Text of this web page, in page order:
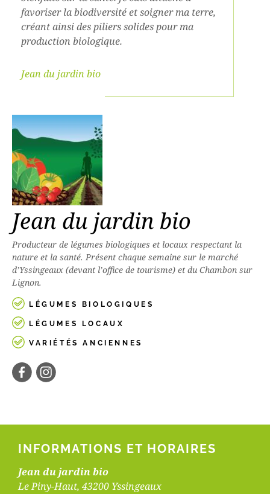
favoriser la biodiversité et soigner ma terre,
créant ainsi des piliers solides pour ma
production biologique.
Jean du jardin bio
Jean du jardin bio
Producteur de légumes biologiques et locaux respectant la
nature et la santé. Présent chaque semaine sur le marché
d’Yssingeaux (devant l’office de tourisme) et du Chambon sur
Lignon.
LÉGUMES BIOLOGIQUES
LÉGUMES LOCAUX
VARIÉTÉS ANCIENNES
INFORMATIONS ET HORAIRES
Jean du jardin bio
Le Piny-Haut, 43200 Yssingeaux